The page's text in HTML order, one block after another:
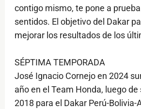
contigo mismo, te pone a
sentidos. El objetivo del Dakar
mejorar los resultados de los
SÉPTIMA TEMPORADA
José Ignacio Cornejo en 2024
año en el Team Honda, luego
2018 para el Dakar Perú-Bolivia-